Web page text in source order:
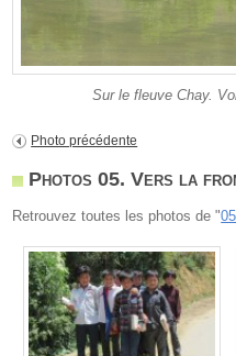
Sur le fleuve Chay.
Photo précédente
Photos 05. Vers la
Retrouvez toutes les photos de "